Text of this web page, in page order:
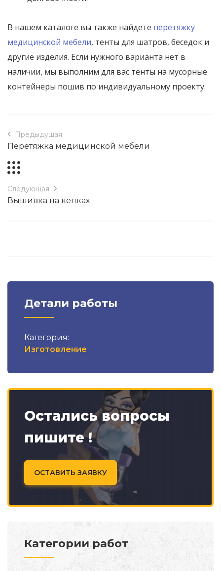
В нашем каталоге вы также найдете перетяжку
медицинской мебели, тенты для шатров, беседок и
другие изделия. Если нужного варианта нет в
наличии, мы выполним для вас тенты на мусорные
контейнеры пошив по индивидуальному проекту.
Предыдущая
Перетяжка медицинской мебели
Следующая
Вышивка на кепках
Детали работы
Категория:
Изготовление
Остались вопросы
пишите !
ОСТАВИТЬ ЗАЯВКУ
Категории работ